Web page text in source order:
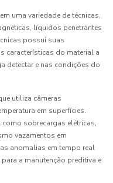
uma variedade de técnicas,
líquidos penetrantes
possui suas
características do material a
detectar e nas condições do
utiliza câmeras
em superfícies.
sobrecargas elétricas,
vazamentos em
anomalias em tempo real
a manutenção preditiva e